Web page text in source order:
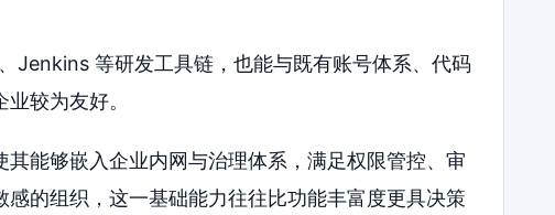
Jenkins 等研发工具链，也能与既有账号体系、代码
较为友好。
能够嵌入企业内网与治理体系，满足权限管控、审
的组织，这一基础能力往往比功能丰富度更具决策